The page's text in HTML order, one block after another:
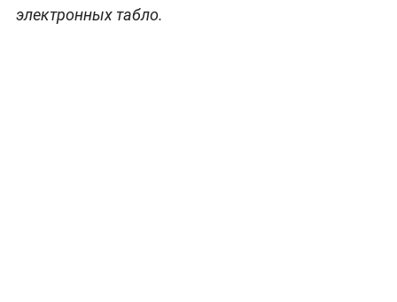
электронных табло.